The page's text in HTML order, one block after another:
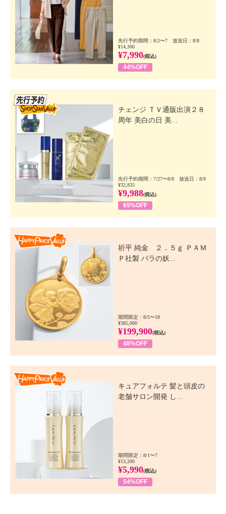
先行予約期間：8/2〜7 放送日：8/8
¥14,300
¥7,990(税込)
44%OFF
チェンジ ＴＶ通販出演２８
周年 美白の日 美...
先行予約期間：7/27〜8/8 放送日：8/9
¥32,835
¥9,988(税込)
69%OFF
祈平 純金 ２．５ｇ ＰＡＭ
Ｐ社製 バラの妖...
期間限定：8/5〜18
¥385,000
¥199,900(税込)
48%OFF
キュアフォルテ 髪と頭皮の
老舗サロン開発 し...
期間限定：8/1〜7
¥13,200
¥5,990(税込)
54%OFF